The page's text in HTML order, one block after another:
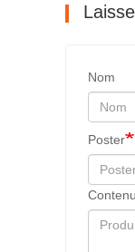
Nom
Poster